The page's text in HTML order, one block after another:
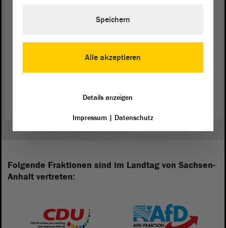
Folgende Fraktionen sind im Landtag von Sachsen-
Anhalt vertreten:
Alle akzeptieren
Speichern
Details anzeigen
Impressum| Datenschutz